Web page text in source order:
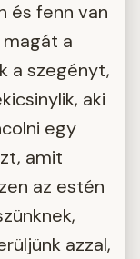
és fenn van
a
a szegényt,
aki
egy
amit
az estén
azzal,